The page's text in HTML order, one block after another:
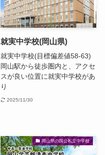
就実中学校(岡山県)
就実中学校(目標偏差値58-63)
岡山駅から徒歩圏内と、アクセ
スが良い位置に就実中学校があ
り
2025/11/30
岡山県の国公私立中学校